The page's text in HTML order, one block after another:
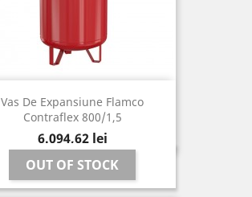
Vas De Expansiune Flamco
Contraflex 800/1,5
Pret
6.094,62 lei
OUT OF STOCK